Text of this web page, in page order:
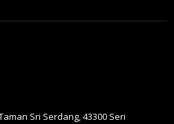
Sri Serdang, 43300 Seri